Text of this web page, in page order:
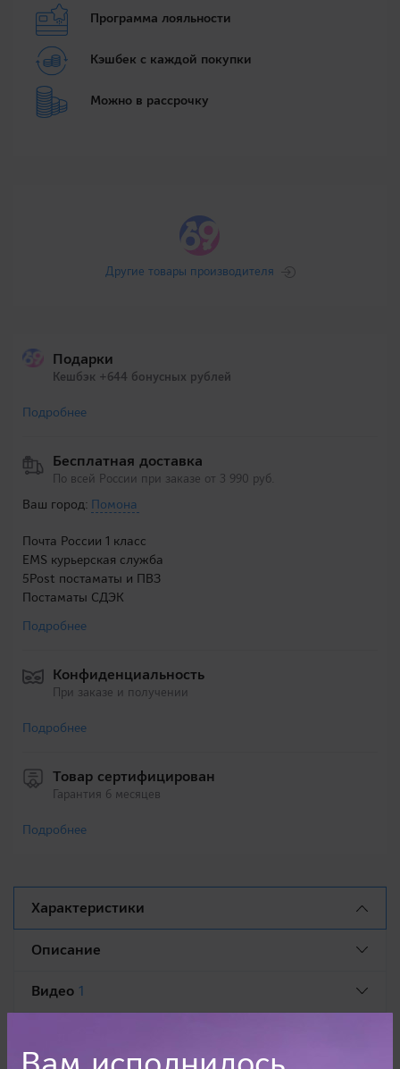
Программа лояльности
Кэшбек с каждой покупки
Можно в рассрочку
Другие товары производителя
Подарки
Кешбэк +644 бонусных рублей
Подробнее
Бесплатная доставка
По всей России при заказе от 3 990 руб.
Ваш город: Помона
Почта России 1 класс
EMS курьерская служба
5Post постаматы и ПВЗ
Постаматы СДЭК
Подробнее
Конфиденциальность
При заказе и получении
Подробнее
Товар сертифицирован
Гарантия 6 месяцев
Подробнее
Характеристики
Описание
Видео 1